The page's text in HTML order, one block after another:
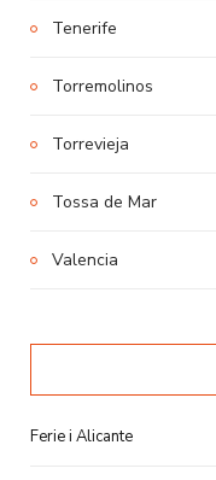
Tenerife
Torremolinos
Torrevieja
Tossa de Mar
Valencia
Ferie i Alicante